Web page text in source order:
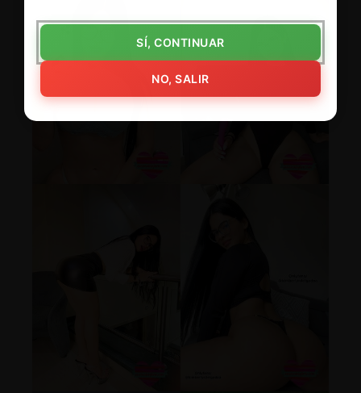
SÍ, CONTINUAR
NO, SALIR